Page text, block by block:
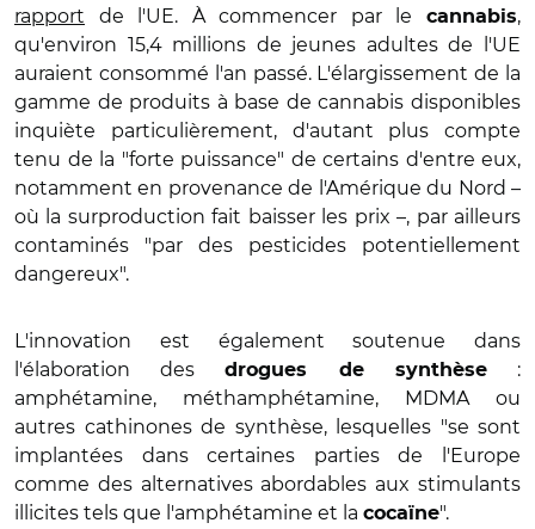
rapport de l'UE. À commencer par le cannabis,
qu'environ 15,4 millions de jeunes adultes de l'UE
auraient consommé l'an passé. L'élargissement de la
gamme de produits à base de cannabis disponibles
inquiète particulièrement, d'autant plus compte
tenu de la "forte puissance" de certains d'entre eux,
notamment en provenance de l'Amérique du Nord –
où la surproduction fait baisser les prix –, par ailleurs
contaminés "par des pesticides potentiellement
dangereux".
L'innovation est également soutenue dans
l'élaboration desdrogues de synthèse:
amphétamine, méthamphétamine, MDMA ou
autres cathinones de synthèse, lesquelles "se sont
implantées dans certaines parties de l'Europe
comme des alternatives abordables aux stimulants
illicites tels que l'amphétamine et la cocaïne".